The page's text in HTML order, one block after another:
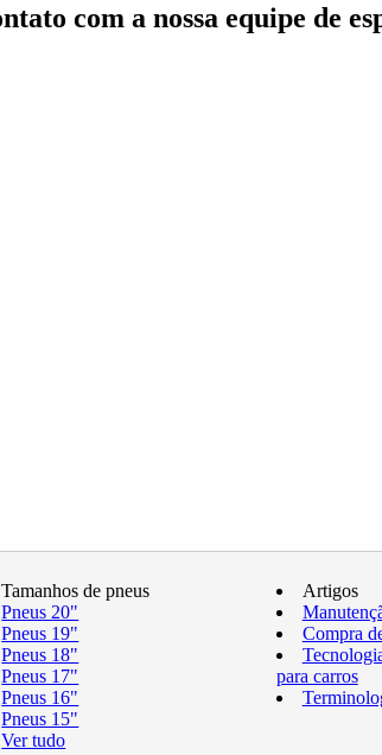
com a nossa equipe de
Tamanhos de pneus
Pneus 20"
Pneus 19"
Pneus 18"
Pneus 17"
Pneus 16"
Pneus 15"
Ver tudo
Artigos
Compra
para carros